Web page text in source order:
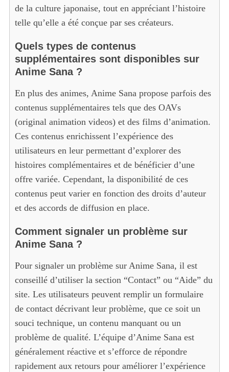
de la culture japonaise, tout en appréciant l’histoire
telle qu’elle a été conçue par ses créateurs.
Quels types de contenus
supplémentaires sont disponibles sur
Anime Sana ?
En plus des animes, Anime Sana propose parfois des
contenus supplémentaires tels que des OAVs
(original animation videos) et des films d’animation.
Ces contenus enrichissent l’expérience des
utilisateurs en leur permettant d’explorer des
histoires complémentaires et de bénéficier d’une
offre variée. Cependant, la disponibilité de ces
contenus peut varier en fonction des droits d’auteur
et des accords de diffusion en place.
Comment signaler un problème sur
Anime Sana ?
Pour signaler un problème sur Anime Sana, il est
conseillé d’utiliser la section “Contact” ou “Aide” du
site. Les utilisateurs peuvent remplir un formulaire
de contact décrivant leur problème, que ce soit un
souci technique, un contenu manquant ou un
problème de qualité. L’équipe d’Anime Sana est
généralement réactive et s’efforce de répondre
rapidement aux retours pour améliorer l’expérience